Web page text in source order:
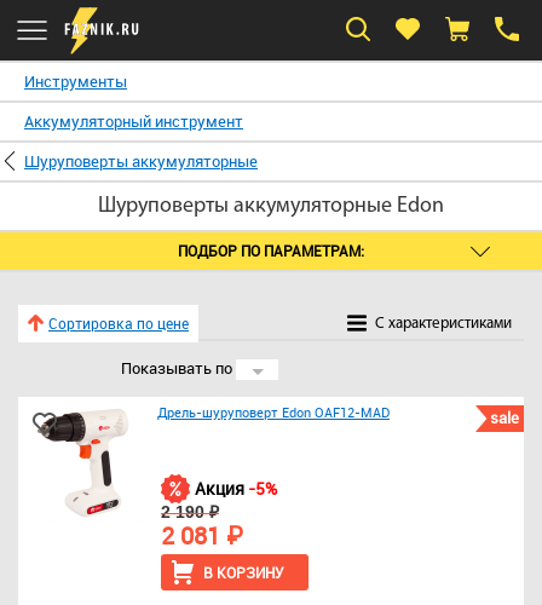
Инструменты
Аккумуляторный инструмент
Шуруповерты аккумуляторные
Шуруповерты аккумуляторные Edon
ПОДБОР ПО ПАРАМЕТРАМ:
Сортировка по цене C характеристиками
Показывать по 24
sale
Дрель-шуруповерт Edon OAF12-MAD
В КОРЗИНУ
Акция -5%
2 190 ₽
2 081 ₽